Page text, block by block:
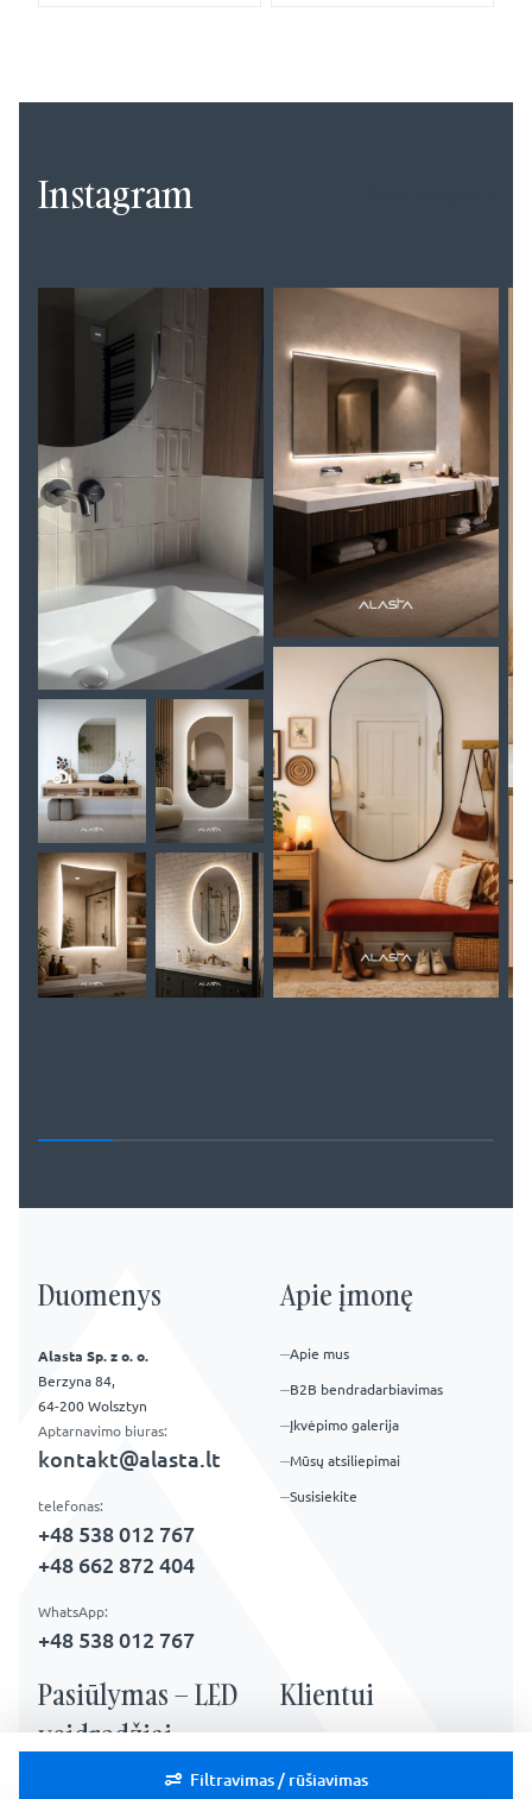
Filtravimas / rūšiavimas
Instagram
Apie įmonę
Apie mus
B2B bendradarbiavimas
Įkvėpimo galerija
Mūsų atsiliepimai
Susisiekite
Pasiūlymas – LED
veidrodžiai
Klientui
FAQ – Dažnai užduodami
klausimai
Duomenys
Alasta Sp. z o. o.
Berzyna 84,
64-200 Wolsztyn
Aptarnavimo biuras:
kontakt@alasta.lt
telefonas:
+48 538 012 767
+48 662 872 404
WhatsApp:
+48 538 012 767